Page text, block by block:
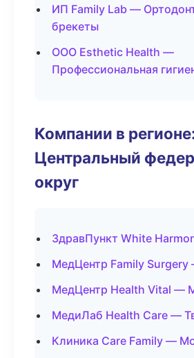
ИП Family Lab —
брекеты
ООО Esthetic Health —
Профессиональная
Компании в
Центральный
округ
ЗдравПункт White
МедЦентр Family Surgery
МедЦентр Health Vital —
МедиЛаб Health Care —
Клиника Care Family —